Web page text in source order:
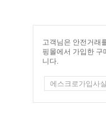
고객님은 안전거래
핑몰에서 가입한 구
니다.
에스크로가입사